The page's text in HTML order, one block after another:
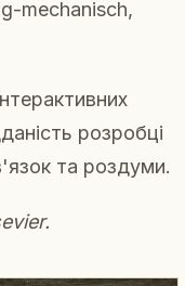
mechanisch,
розробці
та роздуми.